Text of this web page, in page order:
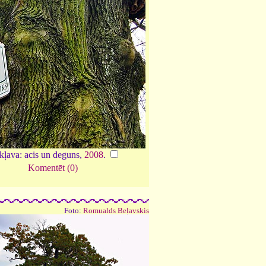
acis un deguns, 2008.
Komentēt (0)
Foto: Romualds Beļavskis